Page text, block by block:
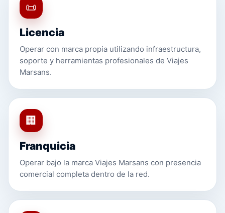
📜
Licencia
Operar con marca propia utilizando infraestructura,
soporte y herramientas profesionales de Viajes
Marsans.
🏢
Franquicia
Operar bajo la marca Viajes Marsans con presencia
comercial completa dentro de la red.